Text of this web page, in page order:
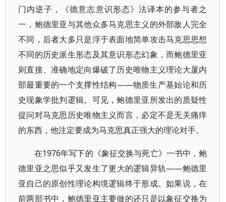
门内逆子，《德意志意识形态》法译本的参与者之
一，鲍德里亚与其他众多马克思主义的外部敌人完全
不同，后者大多只是浮于表面地简单攻击马克思思想
不同的历史派生形态及其意识形态幻象，而鲍德里亚
则直接、准确地定向爆破了历史唯物主义理论大厦内
部最重要的一个支撑性结构——物质生产基始论和历
史现象学批判逻辑。可见，鲍德里亚所发出的质疑性
提问对马克思历史唯物主义而言，必定不是无关痛痒
的东西，他注定要成为马克思真正强大的理论对手。
在1976年写下的《象征交换与死亡》一书中，鲍
德里亚之思似乎又发生了更大的逻辑异轨——鲍德里
亚自己的原创性理论构境逻辑终于形成。如果说，在
前两部书中，鲍德里亚主要做的还只是以象征交换为